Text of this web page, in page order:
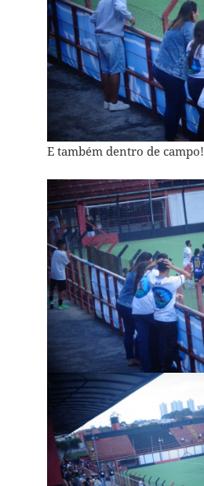
E também dentro de campo!